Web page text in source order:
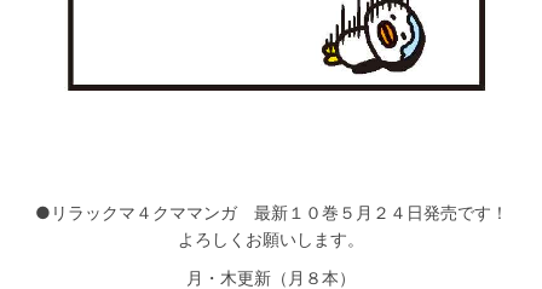
●リラックマ４クママンガ 最新１０巻５月２４日発売です！
よろしくお願いします。
月・木更新（月８本）